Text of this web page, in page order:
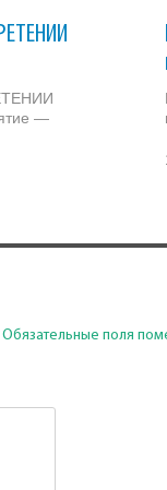
—
Обязательные поля